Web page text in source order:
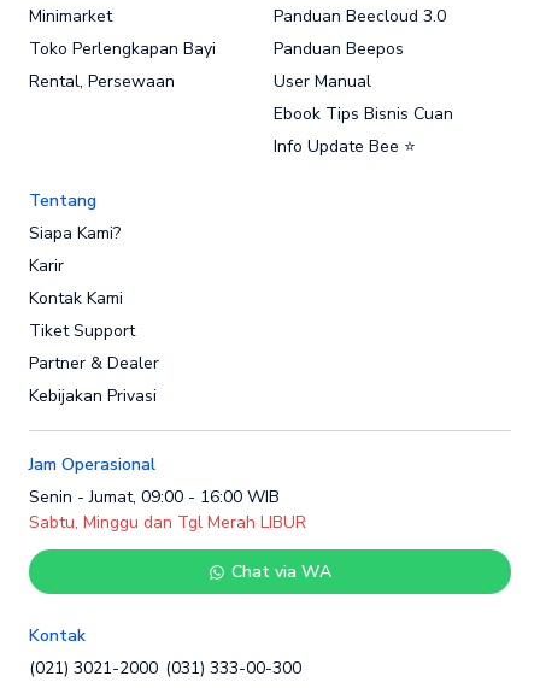
Minimarket
Toko Perlengkapan Bayi
Rental, Persewaan
Panduan Beecloud 3.0
Panduan Beepos
User Manual
Ebook Tips Bisnis Cuan
Info Update Bee ⭐
Tentang
Siapa Kami?
Karir
Kontak Kami
Tiket Support
Partner & Dealer
Kebijakan Privasi
Jam Operasional
Senin - Jumat, 09:00 - 16:00 WIB
Sabtu, Minggu dan Tgl Merah LIBUR
Chat via WA
Kontak
(021) 3021-2000 (031) 333-00-300